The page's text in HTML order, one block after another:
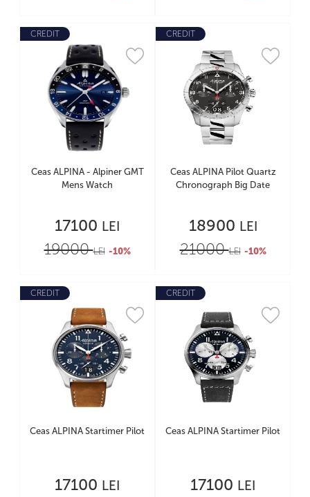
CREDIT
Ceas ALPINA - Alpiner GMT
Mens Watch
17100 LEI
19000LEI -10%
CREDIT
Ceas ALPINA Pilot Quartz
Chronograph Big Date
18900 LEI
21000LEI -10%
CREDIT
Ceas ALPINA Startimer Pilot
17100 LEI
CREDIT
Ceas ALPINA Startimer Pilot
17100 LEI